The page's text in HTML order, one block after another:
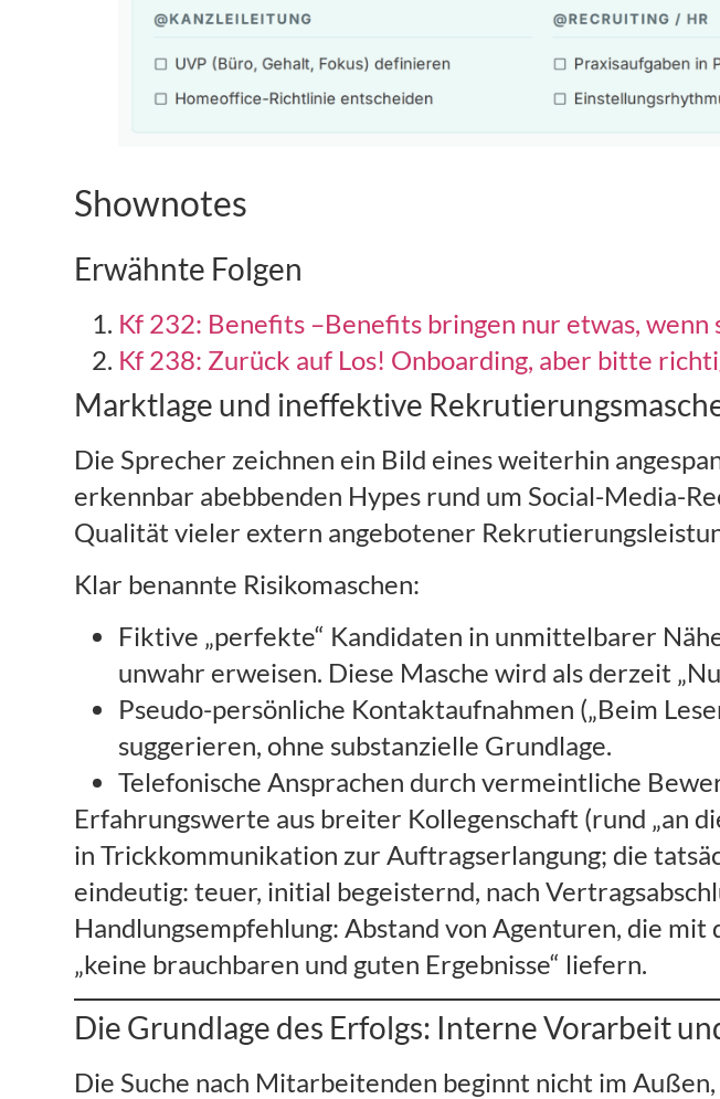
Shownotes
Erwähnte Folgen
Kf 232: Benefits –Benefits bringen nur etwas,
Kf 238: Zurück auf Los! Onboarding, aber bitte
Marktlage und ineffektive
Die Sprecher zeichnen ein Bild eines weiterhin
erkennbar abebbenden Hypes rund um Social-Media-
Qualität vieler extern angebotener
Klar benannte Risikomaschen:
Fiktive „perfekte“ Kandidaten in unmittelbarer
unwahr erweisen. Diese Masche wird als derzeit
Pseudo-persönliche Kontaktaufnahmen („Beim
suggerieren, ohne substanzielle Grundlage.
Telefonische Ansprachen durch vermeintliche
Erfahrungswerte aus breiter Kollegenschaft (rund „an
in Trickkommunikation zur Auftragserlangung; die
eindeutig: teuer, initial begeisternd, nach
Handlungsempfehlung: Abstand von Agenturen, die
„keine brauchbaren und guten Ergebnisse“ liefern.
Die Grundlage des Erfolgs: Interne Vorarbeit
Die Suche nach Mitarbeitenden beginnt nicht im